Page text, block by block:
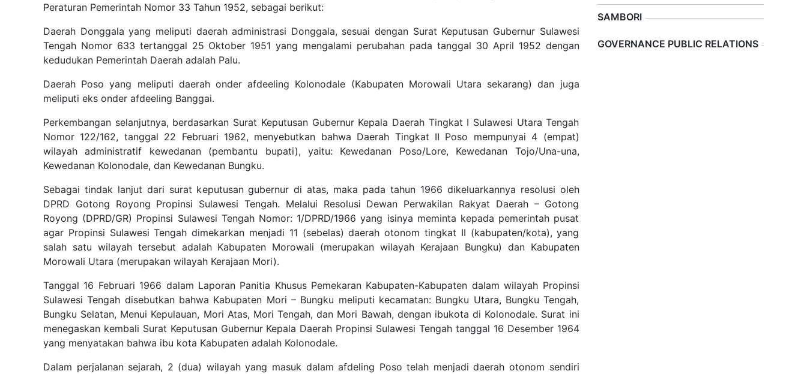
Peraturan Pemerintah Nomor 33 Tahun 1952, sebagai berikut:
Daerah Donggala yang meliputi daerah administrasi Donggala, sesuai dengan Surat Keputusan Gubernur Sulawesi
Tengah Nomor 633 tertanggal 25 Oktober 1951 yang mengalami perubahan pada tanggal 30 April 1952 dengan
kedudukan Pemerintah Daerah adalah Palu.
Daerah Poso yang meliputi daerah onder afdeeling Kolonodale (Kabupaten Morowali Utara sekarang) dan juga
meliputi eks onder afdeeling Banggai.
Perkembangan selanjutnya, berdasarkan Surat Keputusan Gubernur Kepala Daerah Tingkat I Sulawesi Utara Tengah
Nomor 122/162, tanggal 22 Februari 1962, menyebutkan bahwa Daerah Tingkat II Poso mempunyai 4 (empat)
wilayah administratif kewedanan (pembantu bupati), yaitu: Kewedanan Poso/Lore, Kewedanan Tojo/Una-una,
Kewedanan Kolonodale, dan Kewedanan Bungku.
Sebagai tindak lanjut dari surat keputusan gubernur di atas, maka pada tahun 1966 dikeluarkannya resolusi oleh
DPRD Gotong Royong Propinsi Sulawesi Tengah. Melalui Resolusi Dewan Perwakilan Rakyat Daerah – Gotong
Royong (DPRD/GR) Propinsi Sulawesi Tengah Nomor: 1/DPRD/1966 yang isinya meminta kepada pemerintah pusat
agar Propinsi Sulawesi Tengah dimekarkan menjadi 11 (sebelas) daerah otonom tingkat II (kabupaten/kota), yang
salah satu wilayah tersebut adalah Kabupaten Morowali (merupakan wilayah Kerajaan Bungku) dan Kabupaten
Morowali Utara (merupakan wilayah Kerajaan Mori).
Tanggal 16 Februari 1966 dalam Laporan Panitia Khusus Pemekaran Kabupaten-Kabupaten dalam wilayah Propinsi
Sulawesi Tengah disebutkan bahwa Kabupaten Mori – Bungku meliputi kecamatan: Bungku Utara, Bungku Tengah,
Bungku Selatan, Menui Kepulauan, Mori Atas, Mori Tengah, dan Mori Bawah, dengan ibukota di Kolonodale. Surat ini
menegaskan kembali Surat Keputusan Gubernur Kepala Daerah Propinsi Sulawesi Tengah tanggal 16 Desember 1964
yang menyatakan bahwa ibu kota Kabupaten adalah Kolonodale.
Dalam perjalanan sejarah, 2 (dua) wilayah yang masuk dalam afdeling Poso telah menjadi daerah otonom sendiri
SAMBORI
Previous
Next
GOVERNANCE PUBLIC RELATIONS